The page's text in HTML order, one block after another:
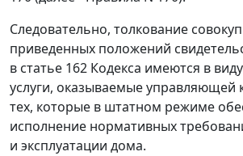
Следовательно, толкование
приведенных положений
в статье 162 Кодекса имеются в
услуги, оказываемые управляющей
тех, которые в штатном режиме
исполнение нормативных
и эксплуатации дома.